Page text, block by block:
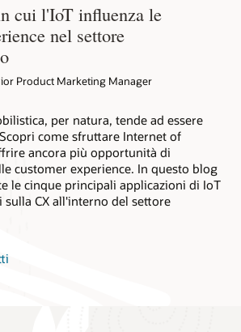
cui l'IoT influenza le
nel settore
Product Marketing Manager
per natura, tende ad essere
come sfruttare Internet of
ancora più opportunità di
customer experience. In questo blog
le cinque principali applicazioni di IoT
CX all'interno del settore